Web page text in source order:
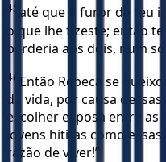
45 até que o furor de teu
o que lhe fizeste; então
perderia aos dois, num só
46 Então Rebeca se
da vida, por causa dessas
escolher esposa entre
jovens hititas como
razão de viver!”